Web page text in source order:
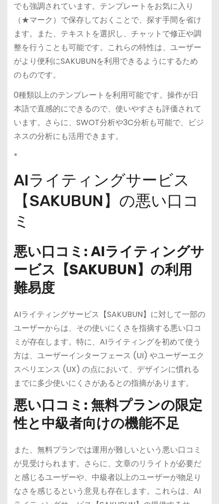
でも強調されています。テンプレートをお気に入り
（★マーク）で保存しておくことで、探す手間を省け
ます。また、テキストを選択し、チャットで修正や調
整を行うことも可能です。これらの特性は、ユーザー
がより便利にSAKUBUNを利用できるようにするため
のものです。
0種類以上のテンプレートを利用可能です。操作が日
本語で直感的にできるので、使いやすさも評価されて
います。さらに、SWOT分析や3C分析も可能で、ビジ
ネスの分析にも活用できます。
*
AIライティングサービス
【SAKUBUN】の悪い口コ
ミ
悪い口コミ: AIライティングサ
ービス【SAKUBUN】の利用
難易度
AIライティングサービス【SAKUBUN】に対して一部の
ユーザーからは、その使いにくさを指摘する悪い口コ
ミが存在します。特に、AIライティングを初めて使う
方は、ユーザーインターフェース (UI) やユーザーエク
スペリエンス (UX) の点において、デザインに慣れる
までに多少使いにくさがあるとの指摘があります。
悪い口コミ: 無料プランの限定
性と中級者向けの機能不足
また、無料プランでは運用が難しいという悪い口コミ
が見受けられます。さらに、文章のリライトが必要だ
と感じるユーザーや、中級者以上のユーザーが物足り
なさを感じるという意見も存在します。これらは、AI